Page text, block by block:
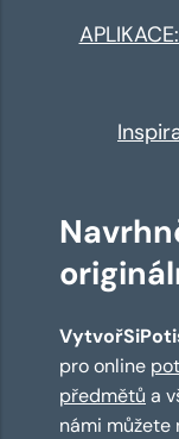
pro online
předmětů a
námi můžete